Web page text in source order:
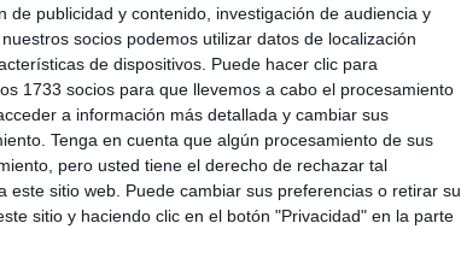
publicidad y contenido, investigación de audiencia y
socios podemos utilizar datos de localización
de dispositivos. Puede hacer clic para
1733 socios para que llevemos a cabo el procesamiento
a información más detallada y cambiar sus
Tenga en cuenta que algún procesamiento de sus
pero usted tiene el derecho de rechazar tal
sitio web. Puede cambiar sus preferencias o retirar su
sitio y haciendo clic en el botón "Privacidad" en la parte